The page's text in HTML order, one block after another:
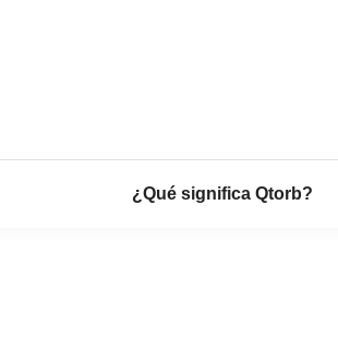
¿Qué significa Qtorb?